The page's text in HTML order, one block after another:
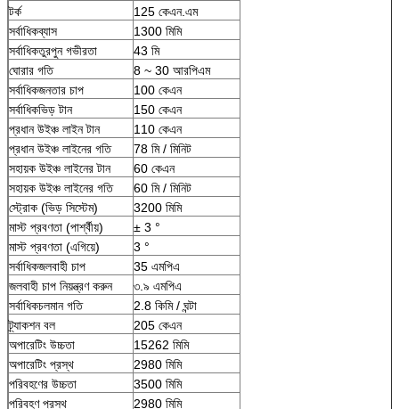
টর্ক
125 কেএন.এম
সর্বাধিকব্যাস
1300 মিমি
সর্বাধিকতুরপুন গভীরতা
43 মি
ঘোরার গতি
8 ~ 30 আরপিএম
সর্বাধিকজনতার চাপ
100 কেএন
সর্বাধিকভিড় টান
150 কেএন
প্রধান উইঞ্চ লাইন টান
110 কেএন
প্রধান উইঞ্চ লাইনের গতি
78 মি / মিনিট
সহায়ক উইঞ্চ লাইনের টান
60 কেএন
সহায়ক উইঞ্চ লাইনের গতি
60 মি / মিনিট
স্ট্রোক (ভিড় সিস্টেম)
3200 মিমি
মাস্ট প্রবণতা (পার্শ্বীয়)
± 3 °
মাস্ট প্রবণতা (এগিয়ে)
3 °
সর্বাধিকজলবাহী চাপ
35 এমপিএ
জলবাহী চাপ নিয়ন্ত্রণ করুন
৩.৯ এমপিএ
সর্বাধিকচলমান গতি
2.8 কিমি / ঘন্টা
ট্র্যাকশন বল
205 কেএন
অপারেটিং উচ্চতা
15262 মিমি
অপারেটিং প্রস্থ
2980 মিমি
পরিবহণের উচ্চতা
3500 মিমি
পরিবহণ প্রস্থ
2980 মিমি